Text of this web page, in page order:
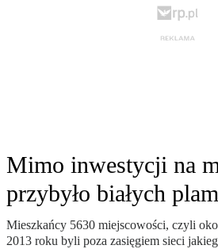
Mimo inwestycji na
przybyło białych plam
Mieszkańcy 5630 miejscowości, czyli
2013 roku byli poza zasięgiem sieci